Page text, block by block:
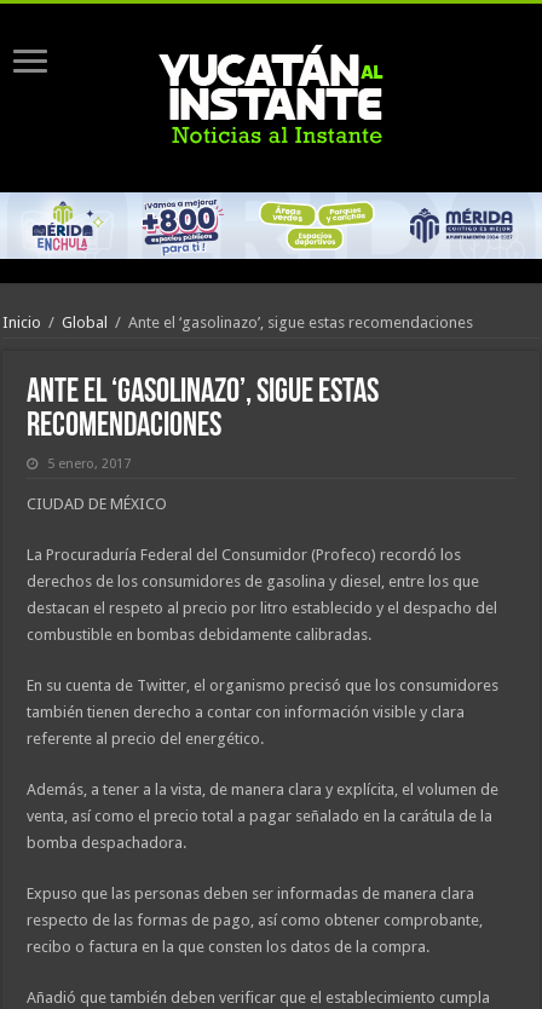
Inicio / Global / Ante el ‘gasolinazo’, sigue estas recomendaciones
Ante el ‘gasolinazo’, sigue estas
recomendaciones
5 enero, 2017
CIUDAD DE MÉXICO
La Procuraduría Federal del Consumidor (Profeco) recordó los
derechos de los consumidores de gasolina y diesel, entre los que
destacan el respeto al precio por litro establecido y el despacho del
combustible en bombas debidamente calibradas.
En su cuenta de Twitter, el organismo precisó que los consumidores
también tienen derecho a contar con información visible y clara
referente al precio del energético.
Además, a tener a la vista, de manera clara y explícita, el volumen de
venta, así como el precio total a pagar señalado en la carátula de la
bomba despachadora.
Expuso que las personas deben ser informadas de manera clara
respecto de las formas de pago, así como obtener comprobante,
recibo o factura en la que consten los datos de la compra.
Añadió que también deben verificar que el establecimiento cumpla